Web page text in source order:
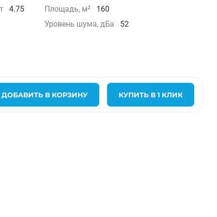
4.75 Площадь, м²
160
Уровень шума, дБа
52
ДОБАВИТЬ В КОРЗИНУ КУПИТЬ В 1 КЛИК